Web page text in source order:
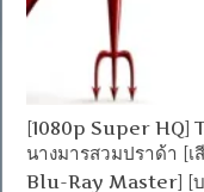
[1080p Super HQ]
นางมารสวมปราด้า [เ
Blu-Ray Master] [